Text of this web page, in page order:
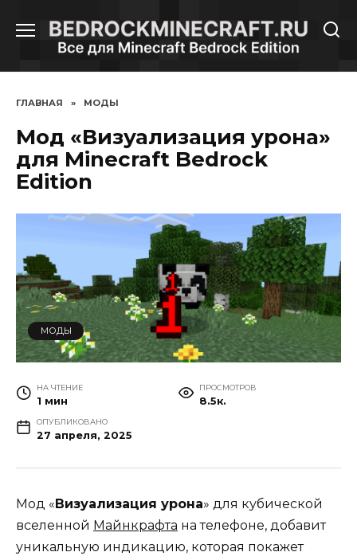
содержанию
ГЛАВНАЯ » МОДЫ
Мод «Визуализация урона»
для Minecraft Bedrock
Edition
МОДЫ
НА ЧТЕНИЕ
1 мин
ПРОСМОТРОВ
8.5к.
ОПУБЛИКОВАНО
27 апреля, 2025
Мод «Визуализация урона» для кубической
вселенной Майнкрафта на телефоне, добавит
уникальную индикацию, которая покажет